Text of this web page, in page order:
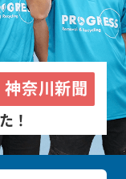
神奈川新聞
！